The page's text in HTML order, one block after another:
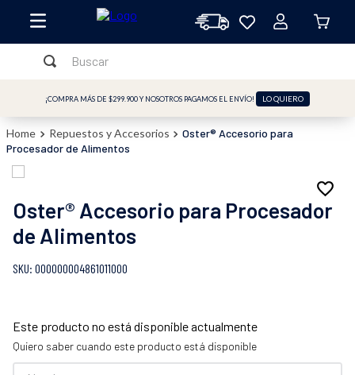
Buscar
¡COMPRA MÁS DE $299.900 Y NOSOTROS PAGAMOS EL ENVÍO! LO QUIERO
Repuestos y Accesorios
Oster® Accesorio para
Procesador de Alimentos
Oster® Accesorio para Procesador
de Alimentos
: 000000004861011000
Este producto no está disponible actualmente
Quiero saber cuando este producto está disponible
TÉRMINOS MÁS BUSCADOS
2.
freidora
batidora
sandwichera
.
10. vaso licuadora